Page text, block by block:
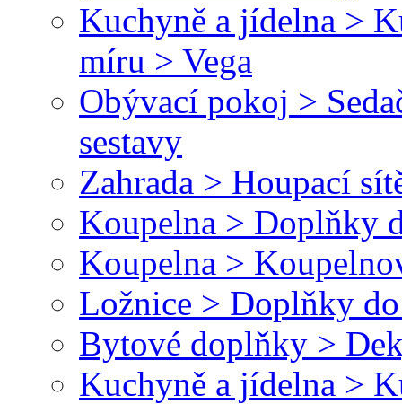
Kuchyně a jídelna >
míru > Vega
Obývací pokoj >
sestavy
Zahrada > Houpací
Koupelna > Doplňky
Koupelna >
Ložnice > Doplňky
Bytové doplňky >
Kuchyně a jídelna >